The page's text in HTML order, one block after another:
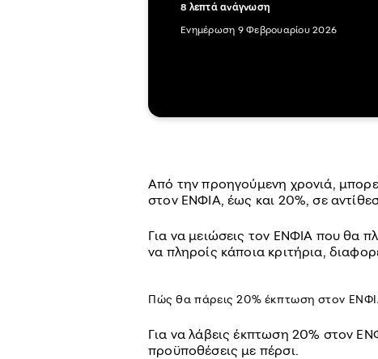
8 λεπτά ανάγνωση
Ενημέρωση 9 Φεβρουαρίου 2026
Από την προηγούμενη χρονιά,
στον ΕΝΦΙΑ, έως και 20%, σε
Για να μειώσεις τον ΕΝΦΙΑ που θα
να πληροίς κάποια κριτήρια,
Πώς θα πάρεις 20% έκπτωση στον
Για να λάβεις έκπτωση 20% στον
προϋποθέσεις με πέρσι.